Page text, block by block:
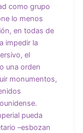
como grupo
lo menos
en todas de
impedir la
el
una orden
monumentos,
pueda
–esbozan